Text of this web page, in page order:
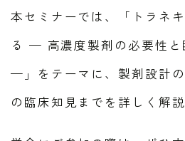
本セミナーでは、「トラネ
る — 高濃度製剤の必要性と
—」をテーマに、製剤設計
の臨床知見までを詳しく解説